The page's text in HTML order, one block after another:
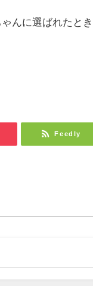
んに選ばれたとき
Feedly